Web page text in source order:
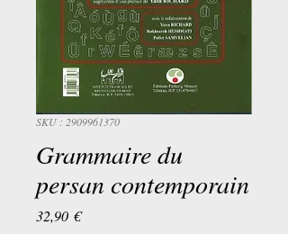
SKU : 2909961370
Grammaire du
persan contemporain
32,90 €Prix